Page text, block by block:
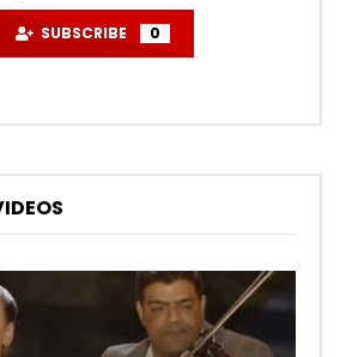
SUBSCRIBE 0